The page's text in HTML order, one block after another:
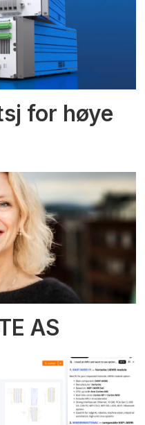
for høye
AS